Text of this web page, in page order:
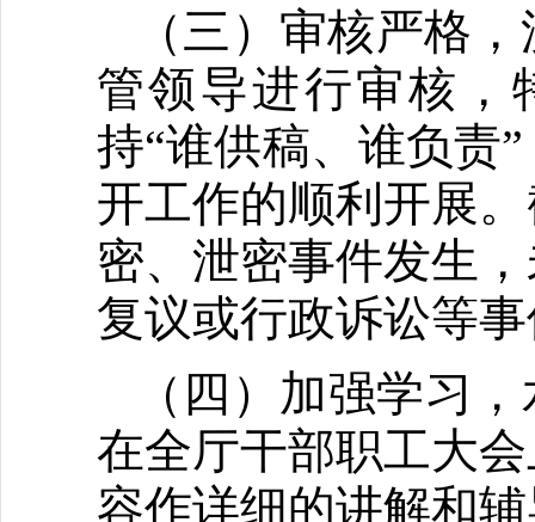
（三）审核严格
管领导进行审核，
持“谁供稿、谁负责
开工作的顺利开展
密、泄密事件发生
复议或行政诉讼等
（四）加强学习
在全厅干部职工大
容作详细的讲解和